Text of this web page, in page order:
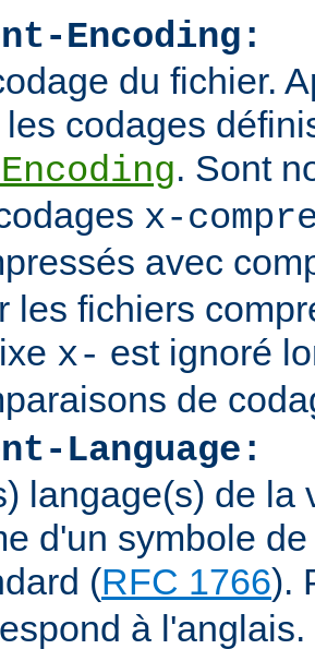
Encoding:
du fichier.
codages
. Sont
x-
avec
les fichiers
x- est ignoré
de
Language:
langage(s) de la
d'un symbole
(RFC 1766).
à